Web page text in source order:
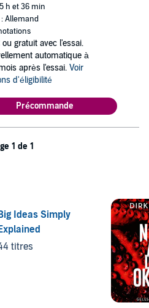
h et 36 min
Allemand
ou gratuit avec l'essai.
automatique à
après l'essai. Voir
d'éligibilité
Précommande
1 de 1
Ideas Simply
titres